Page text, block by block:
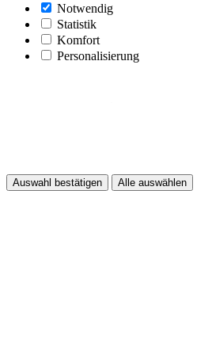
Notwendig
Statistik
Komfort
Personalisierung
Auswahl bestätigen Alle auswählen